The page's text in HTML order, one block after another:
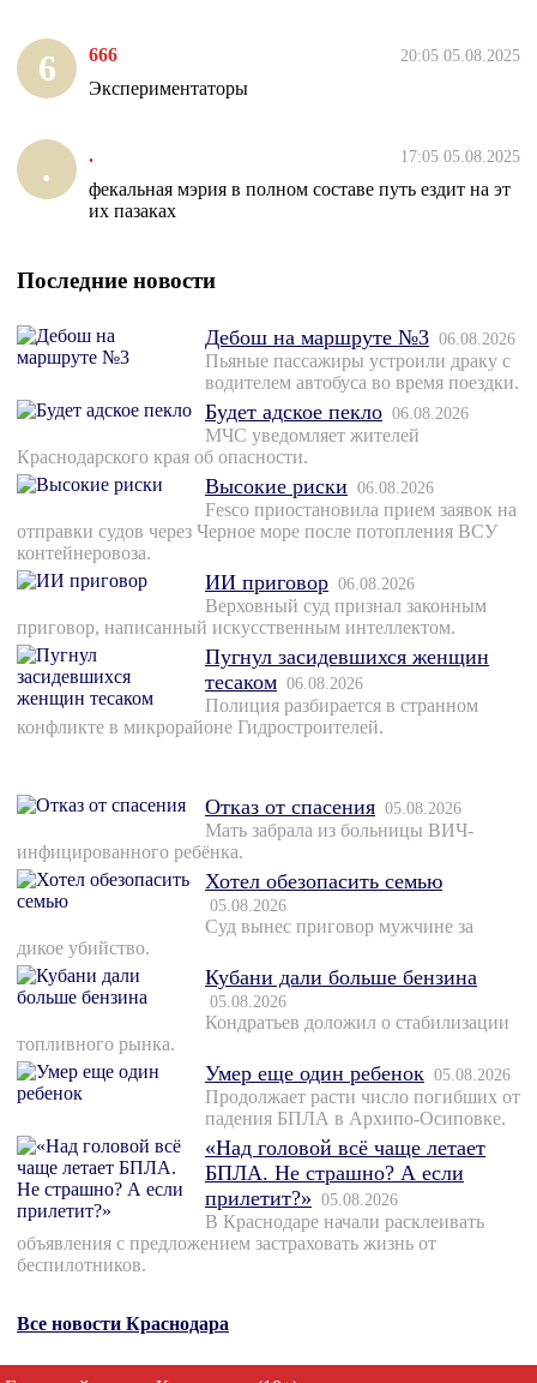
6 666 20:05 05.08.2025
Экспериментаторы
. . 17:05 05.08.2025
фекальная мэрия в полном составе путь ездит на эт
их пазаках
Последние новости
Дебош на маршруте №3 06.08.2026
Пьяные пассажиры устроили драку с
водителем автобуса во время поездки.
Будет адское пекло 06.08.2026
МЧС уведомляет жителей
Краснодарского края об опасности.
Высокие риски 06.08.2026
Fesco приостановила прием заявок на
отправки судов через Черное море после потопления ВСУ
контейнеровоза.
ИИ приговор 06.08.2026
Верховный суд признал законным
приговор, написанный искусственным интеллектом.
Пугнул засидевшихся женщин
тесаком 06.08.2026
Полиция разбирается в странном
конфликте в микрорайоне Гидростроителей.
Отказ от спасения 05.08.2026
Мать забрала из больницы ВИЧ-
инфицированного ребёнка.
Хотел обезопасить семью
05.08.2026
Суд вынес приговор мужчине за
дикое убийство.
Кубани дали больше бензина
05.08.2026
Кондратьев доложил о стабилизации
топливного рынка.
Умер еще один ребенок 05.08.2026
Продолжает расти число погибших от
падения БПЛА в Архипо-Осиповке.
«Над головой всё чаще летает
БПЛА. Не страшно? А если
прилетит?» 05.08.2026
В Краснодаре начали расклеивать
объявления с предложением застраховать жизнь от
беспилотников.
Все новости Краснодара